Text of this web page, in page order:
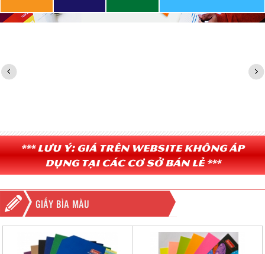
*** Lưu ý: Giá trên website không áp
dụng tại các cơ sở bán lẻ ***
GIẤY BÌA MÀU